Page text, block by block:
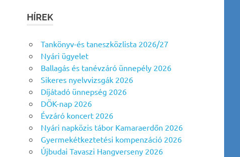
HÍREK
Tankönyv-és taneszközlista 2026/27
Nyári ügyelet
Ballagás és tanévzáró ünnepély 2026
Sikeres nyelvvizsgák 2026
Díjátadó ünnepség 2026
DÖK-nap 2026
Évzáró koncert 2026
Nyári napközis tábor Kamaraerdőn 2026
Gyermekétkeztetési kompenzáció 2026
Újbudai Tavaszi Hangverseny 2026